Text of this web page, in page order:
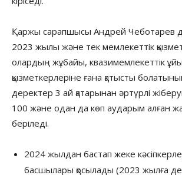
Қаржы сарапшысы Андрей Чеботарев
2023 жылы және тек мемлекеттік
олардың жұбайы, квазимемлекеттік
қызметкерлеріне ғана қатысты
деректер 3 ай қатарынан әртүрлі
100 және одан да көп аударым алған
беріледі.
2024 жылдан бастап жеке
басшылары қосылады (2023 жылға